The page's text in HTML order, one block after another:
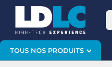
TOUS NOS PRODUITS